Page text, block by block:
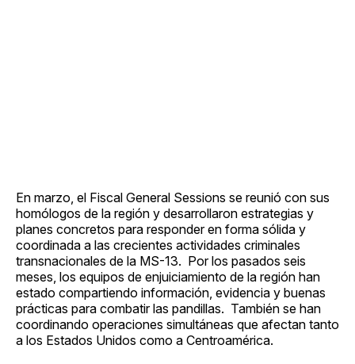
En marzo, el Fiscal General Sessions se reunió con sus
homólogos de la región y desarrollaron estrategias y
planes concretos para responder en forma sólida y
coordinada a las crecientes actividades criminales
transnacionales de la MS-13. Por los pasados seis
meses, los equipos de enjuiciamiento de la región han
estado compartiendo información, evidencia y buenas
prácticas para combatir las pandillas. También se han
coordinando operaciones simultáneas que afectan tanto
a los Estados Unidos como a Centroamérica.